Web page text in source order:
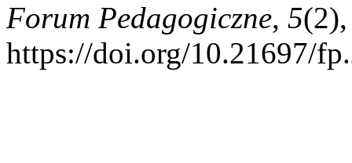
Forum Pedagogiczne, 5
https://doi.org/10.21697/